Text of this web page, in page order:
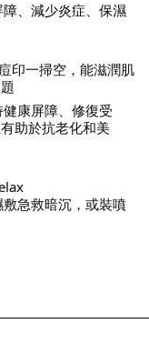
、減少炎症、保濕
印一掃空，能滋潤肌
康屏障、修復受
助於抗老化和美
急救暗沉，或裝噴